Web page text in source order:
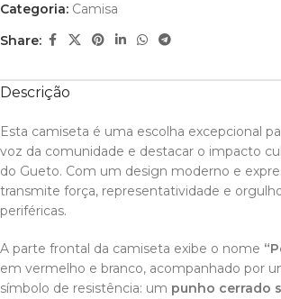
Categoria: Camisa
Share:
Descrição
Esta camiseta é uma escolha excepcional
voz da comunidade e destacar o impacto
do Gueto. Com um design moderno e
transmite força, representatividade e
periféricas.
A parte frontal da camiseta exibe o nome
em vermelho e branco, acompanhado por
símbolo de resistência: um punho cerrado